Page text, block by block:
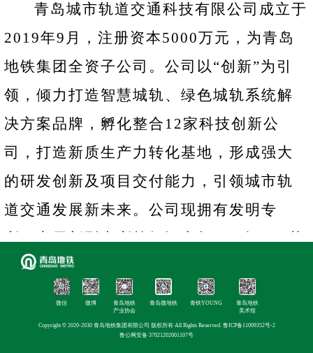
青岛城市轨道交通科技有限公司成立于
2019年9月，注册资本5000万元，为青岛
地铁集团全资子公司。公司以“创新”为引
领，倾力打造智慧城轨、绿色城轨系统解
决方案品牌，孵化整合12家科技创新公
司，打造新质生产力转化基地，形成强大
的研发创新及项目交付能力，引领城市轨
道交通发展新未来。公司现拥有发明专
利、实用新型专利等知识产权100余项，荣
获国家专精特新“小巨人”企业、国家高新技
术企业、山东省瞪羚企业等称号；通过
ISO9001、IRIS、CMMI3、ITSS等体系认
微信 微博
青岛地铁
产业协会
青岛微地铁 青铁YOUNG
青岛地铁
美术馆
Copyright © 2020-2030 青岛地铁集团有限公司 版权所有 All Rights Reserved. 鲁ICP备11009352号-2
鲁公网安备 37021202001107号